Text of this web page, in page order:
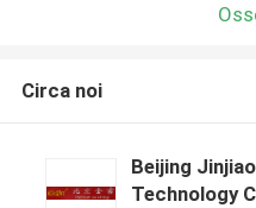
Circa noi
Beijing
Technology